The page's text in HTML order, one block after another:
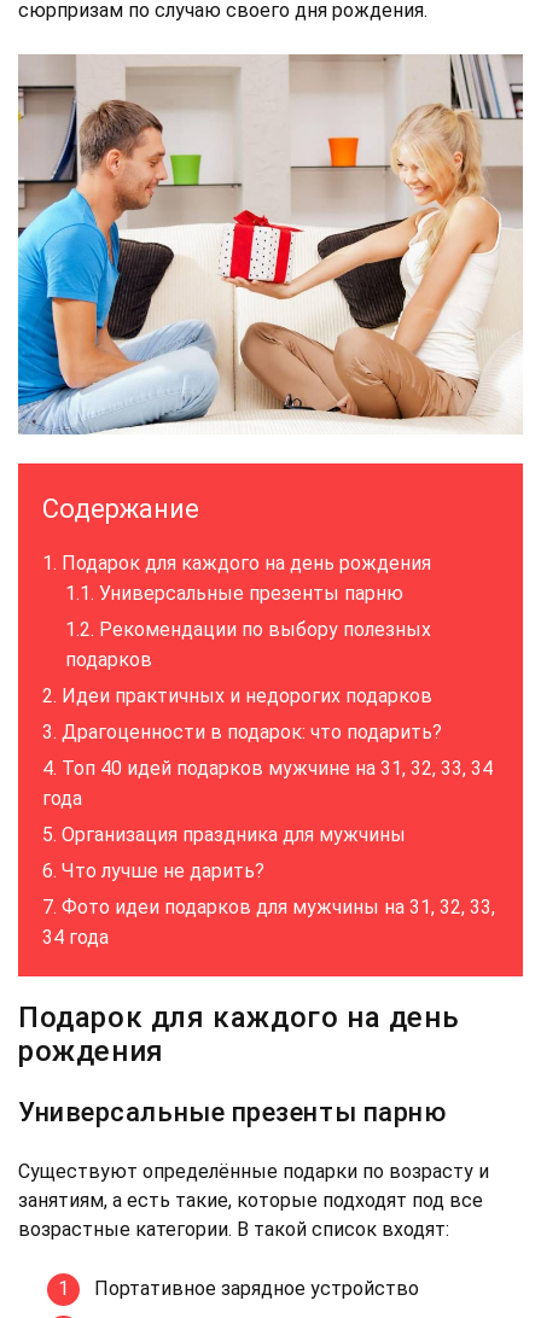
сюрпризам по случаю своего дня рождения.
Содержание
Подарок для каждого на день рождения
Универсальные презенты парню
Рекомендации по выбору полезных
подарков
Идеи практичных и недорогих подарков
Драгоценности в подарок: что подарить?
Топ 40 идей подарков мужчине на 31, 32, 33, 34
года
Организация праздника для мужчины
Что лучше не дарить?
Фото идеи подарков для мужчины на 31, 32, 33,
34 года
Подарок для каждого на день
рождения
Универсальные презенты парню
Существуют определённые подарки по возрасту и
занятиям, а есть такие, которые подходят под все
возрастные категории. В такой список входят:
Портативное зарядное устройство